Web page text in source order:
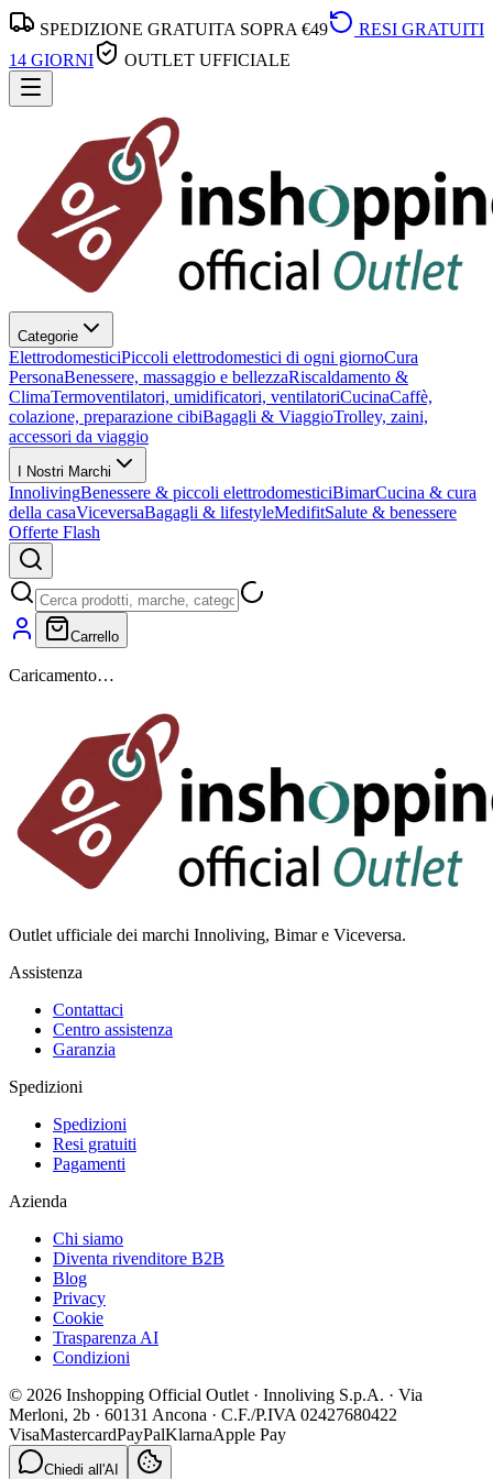
SPEDIZIONE GRATUITA SOPRA €49
RESI GRATUITI
14 GIORNI
OUTLET UFFICIALE
Categorie
ElettrodomesticiPiccoli elettrodomestici di ogni giornoCura
PersonaBenessere, massaggio e bellezzaRiscaldamento &
ClimaTermoventilatori, umidificatori, ventilatoriCucinaCaffè,
colazione, preparazione cibiBagagli & ViaggioTrolley, zaini,
accessori da viaggio
I Nostri Marchi
InnolivingBenessere & piccoli elettrodomesticiBimarCucina & cura
della casaViceversaBagagli & lifestyleMedifitSalute & benessere
Offerte Flash
Carrello
Caricamento…
Outlet ufficiale dei marchi Innoliving, Bimar e Viceversa.
Assistenza
Contattaci
Centro assistenza
Garanzia
Spedizioni
Spedizioni
Resi gratuiti
Pagamenti
Azienda
Chi siamo
Diventa rivenditore B2B
Blog
Privacy
Cookie
Trasparenza AI
Condizioni
© 2026 Inshopping Official Outlet · Innoliving S.p.A. · Via
Merloni, 2b · 60131 Ancona · C.F./P.IVA 02427680422
VisaMastercardPayPalKlarnaApple Pay
Chiedi all'AI